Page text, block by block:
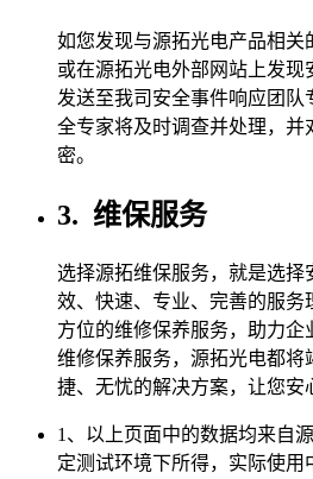
如您发现与源拓光电产品相关
或在源拓光电外部网站上发现
发送至我司安全事件响应团队
全专家将及时调查并处理，并
密。
3. 维保服务
选择源拓维保服务，就是选择
效、快速、专业、完善的服务
方位的维修保养服务，助力企
维修保养服务，源拓光电都将
捷、无忧的解决方案，让您安
1、以上页面中的数据均来自
定测试环境下所得，实际使用